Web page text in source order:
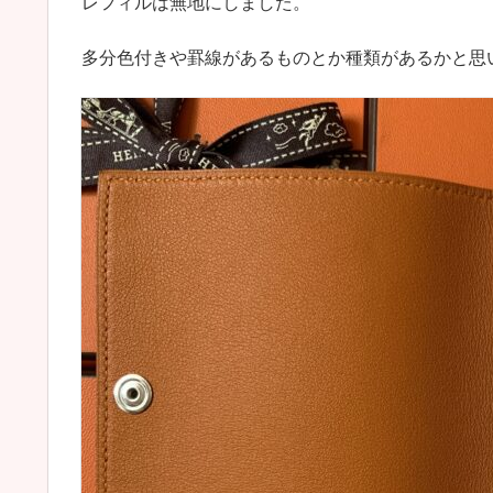
多分色付きや罫線があるものとか種類があるかと思